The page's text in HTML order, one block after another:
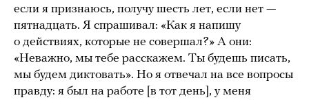
если я признаюсь, получу шесть лет, если нет —
пятнадцать. Я спрашивал: «Как я напишу
о действиях, которые не совершал?» А они:
«Неважно, мы тебе расскажем. Ты будешь писать,
мы будем диктовать». Но я отвечал на все вопросы
правду: я был на работе [в тот день], у меня